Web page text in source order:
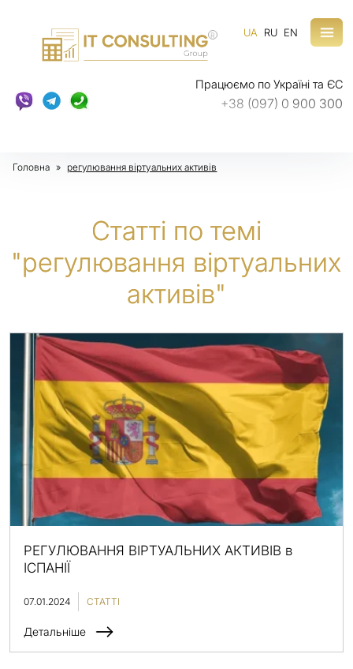
R
Працюємо по Україні та ЄС
+38 (097) 0 900 300
UA RU EN
Головна » регулювання віртуальних активів
Статті по темі
"регулювання віртуальних
активів"
РЕГУЛЮВАННЯ ВІРТУАЛЬНИХ АКТИВІВ в
ІСПАНІЇ
07.01.2024 СТАТТІ
Детальніше